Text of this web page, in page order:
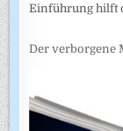
Einführung hilft
Der verborgene